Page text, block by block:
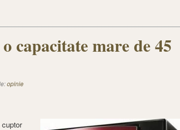
capacitate mare de 45
opinie